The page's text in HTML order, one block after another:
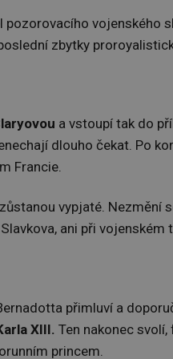
vojenského
zbytky
a vstoupí tak do
dlouho čekat. Po
Francie.
vypjaté. Nezmění
ani při vojenském
přimluví a
XIII. Ten nakonec
princem.